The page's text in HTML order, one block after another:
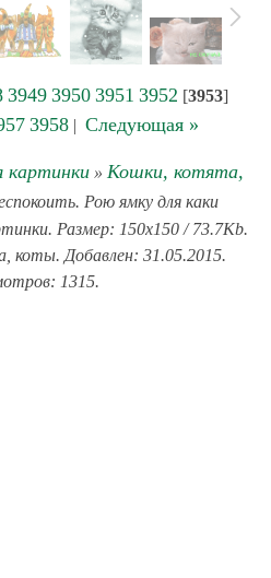
3949 3950 3951 3952 [3953]
3958| Следующая »
картинки » Кошки, котята,
Рою ямку для каки
Размер: 150x150 / 73.7Kb.
коты. Добавлен: 31.05.2015.
1315.